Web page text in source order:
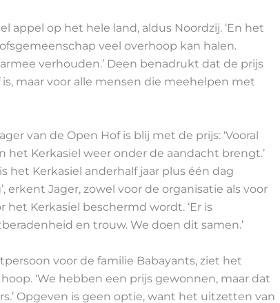
appel op het hele land, aldus Noordzij. ‘En het
veel overhoop kan halen.
verhouden.’ Deen benadrukt dat de prijs
maar voor alle mensen die meehelpen met
van de Open Hof is blij met de prijs: ‘Vooral
het Kerkasiel weer onder de aandacht brengt.’
het Kerkasiel anderhalf jaar plus één dag
erkent Jager, zowel voor de organisatie als voor
het Kerkasiel beschermd wordt. ‘Er is
en trouw. We doen dit samen.’
voor de familie Babayants, ziet het
‘We hebben een prijs gewonnen, maar dat
Opgeven is geen optie, want het uitzetten van